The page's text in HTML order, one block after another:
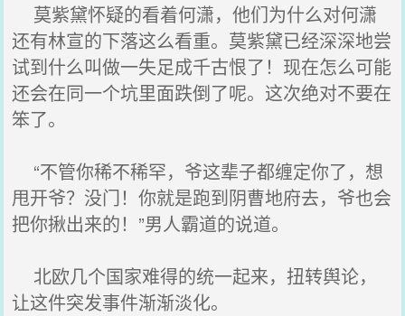
莫紫黛怀疑的看着何潇，他们为什么对何潇
还有林宣的下落这么看重。莫紫黛已经深深地尝
试到什么叫做一失足成千古恨了！现在怎么可能
还会在同一个坑里面跌倒了呢。这次绝对不要在
笨了。
“不管你稀不稀罕，爷这辈子都缠定你了，想
甩开爷？没门！你就是跑到阴曹地府去，爷也会
把你揪出来的！”男人霸道的说道。
北欧几个国家难得的统一起来，扭转舆论，
让这件突发事件渐渐淡化。